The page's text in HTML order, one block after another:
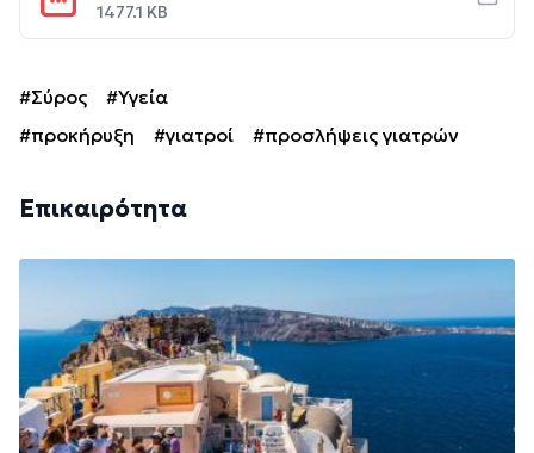
1477.1 KB
#Σύρος
#Υγεία
#προκήρυξη
#γιατροί #προσλήψεις γιατρών
Επικαιρότητα